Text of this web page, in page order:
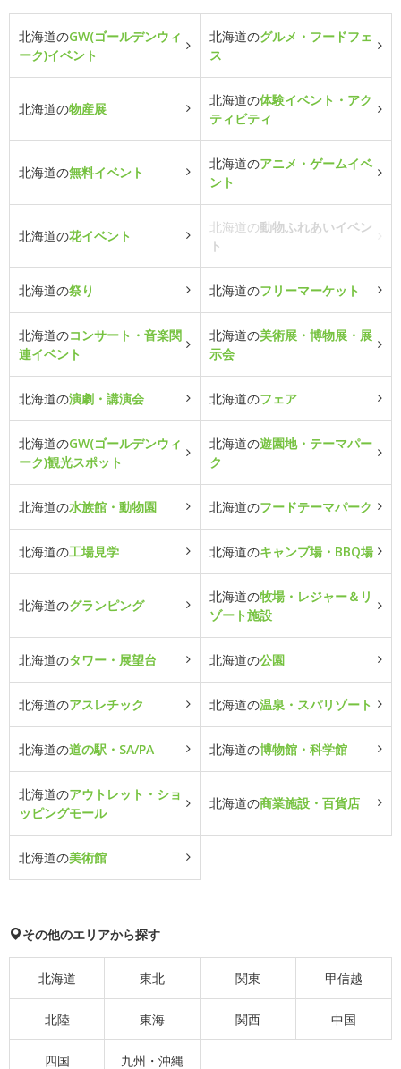
北海道のGW(ゴールデンウィ
ーク)イベント
北海道のグルメ・フードフェ
ス
北海道の物産展
北海道の体験イベント・アク
ティビティ
北海道の無料イベント
北海道のアニメ・ゲームイベ
ント
北海道の花イベント
北海道の動物ふれあいイベン
ト
北海道の祭り 北海道のフリーマーケット
北海道のコンサート・音楽関
連イベント
北海道の美術展・博物展・展
示会
北海道の演劇・講演会 北海道のフェア
北海道のGW(ゴールデンウィ
ーク)観光スポット
北海道の遊園地・テーマパー
ク
北海道の水族館・動物園 北海道のフードテーマパーク
北海道の工場見学 北海道のキャンプ場・BBQ場
北海道のグランピング
北海道の牧場・レジャー＆リ
ゾート施設
北海道のタワー・展望台 北海道の公園
北海道のアスレチック 北海道の温泉・スパリゾート
北海道の道の駅・SA/PA 北海道の博物館・科学館
北海道のアウトレット・ショ
ッピングモール
北海道の商業施設・百貨店
北海道の美術館
その他のエリアから探す
北海道 東北 関東 甲信越
北陸 東海 関西 中国
四国 九州・沖縄